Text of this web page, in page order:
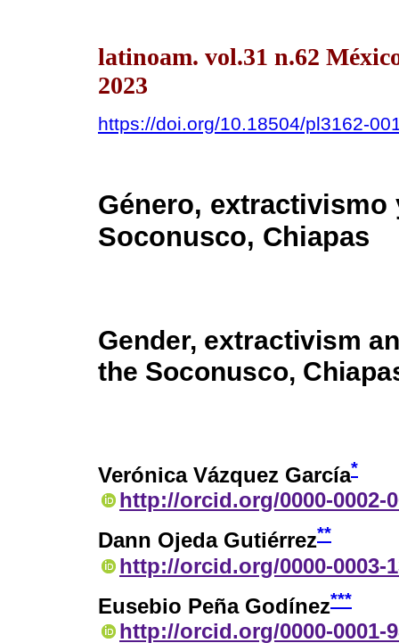
latinoam. vol.31 n.62
2023
https://doi.org/10.18504/pl3162-
Género,
Soconusco, Chiapas
Gender, extractivism
the Soconusco,
Verónica Vázquez García*
http://orcid.org/0000-0002-
Dann Ojeda Gutiérrez**
http://orcid.org/0000-0003-
Eusebio Peña Godínez***
http://orcid.org/0000-0001-